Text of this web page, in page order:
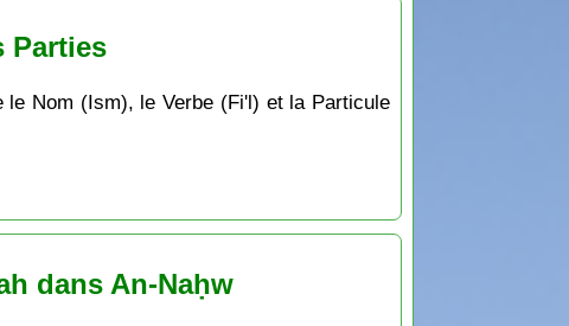
Parties
Nom (Ism), le Verbe (Fi'l) et la Particule
dans An-Naḥw